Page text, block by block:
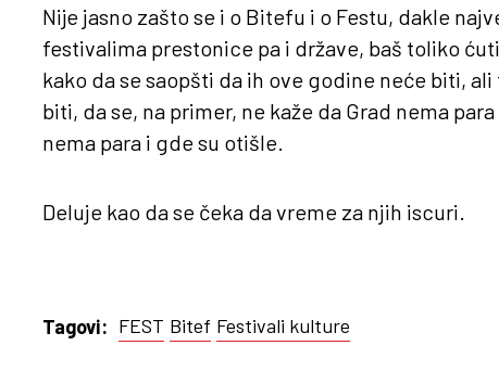
Nije jasno zašto se i o Bitefu i o Festu, dakle
festivalima prestonice pa i države, baš toliko
kako da se saopšti da ih ove godine neće biti,
biti, da se, na primer, ne kaže da Grad nema
nema para i gde su otišle.
Deluje kao da se čeka da vreme za njih iscuri.
Tagovi: FEST Bitef Festivali kulture